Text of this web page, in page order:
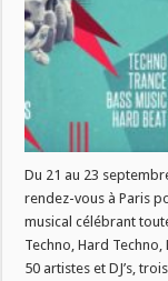
Du 21 au 23
rendez-vous à Paris
musical célébrant
Techno, Hard Techno,
50 artistes et DJ’s,